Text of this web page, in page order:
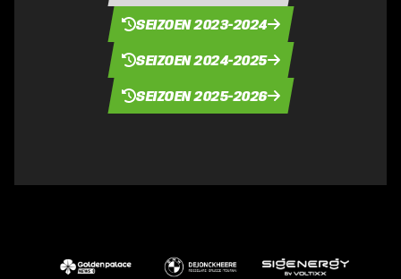
SEIZOEN 2023-2024
SEIZOEN 2024-2025
SEIZOEN 2025-2026